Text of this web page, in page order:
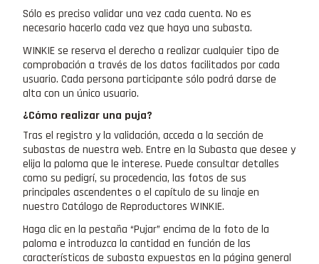
Sólo es preciso validar una vez cada cuenta. No es
necesario hacerlo cada vez que haya una subasta.
WINKIE se reserva el derecho a realizar cualquier tipo de
comprobación a través de los datos facilitados por cada
usuario. Cada persona participante sólo podrá darse de
alta con un único usuario.
¿Cómo realizar una puja?
Tras el registro y la validación, acceda a la sección de
subastas de nuestra web. Entre en la Subasta que desee y
elija la paloma que le interese. Puede consultar detalles
como su pedigrí, su procedencia, las fotos de sus
principales ascendentes o el capítulo de su linaje en
nuestro Catálogo de Reproductores WINKIE.
Haga clic en la pestaña “Pujar” encima de la foto de la
paloma e introduzca la cantidad en función de las
características de subasta expuestas en la página general